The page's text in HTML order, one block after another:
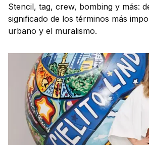
Stencil, tag, crew, bombing y más:
significado de los términos más
urbano y el muralismo.